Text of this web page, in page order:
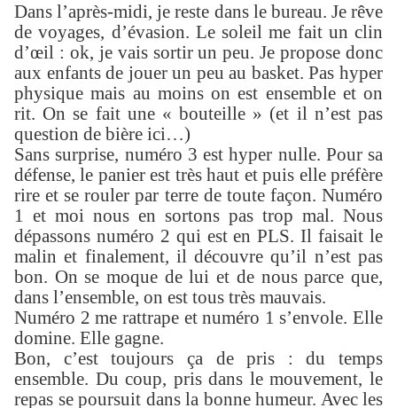
Dans l’après-midi, je reste dans le bureau. Je rêve
de voyages, d’évasion. Le soleil me fait un clin
d’œil : ok, je vais sortir un peu. Je propose donc
aux enfants de jouer un peu au basket. Pas hyper
physique mais au moins on est ensemble et on
rit. On se fait une « bouteille » (et il n’est pas
question de bière ici…)
Sans surprise, numéro 3 est hyper nulle. Pour sa
défense, le panier est très haut et puis elle préfère
rire et se rouler par terre de toute façon. Numéro
1 et moi nous en sortons pas trop mal. Nous
dépassons numéro 2 qui est en PLS. Il faisait le
malin et finalement, il découvre qu’il n’est pas
bon. On se moque de lui et de nous parce que,
dans l’ensemble, on est tous très mauvais.
Numéro 2 me rattrape et numéro 1 s’envole. Elle
domine. Elle gagne.
Bon, c’est toujours ça de pris : du temps
ensemble. Du coup, pris dans le mouvement, le
repas se poursuit dans la bonne humeur. Avec les